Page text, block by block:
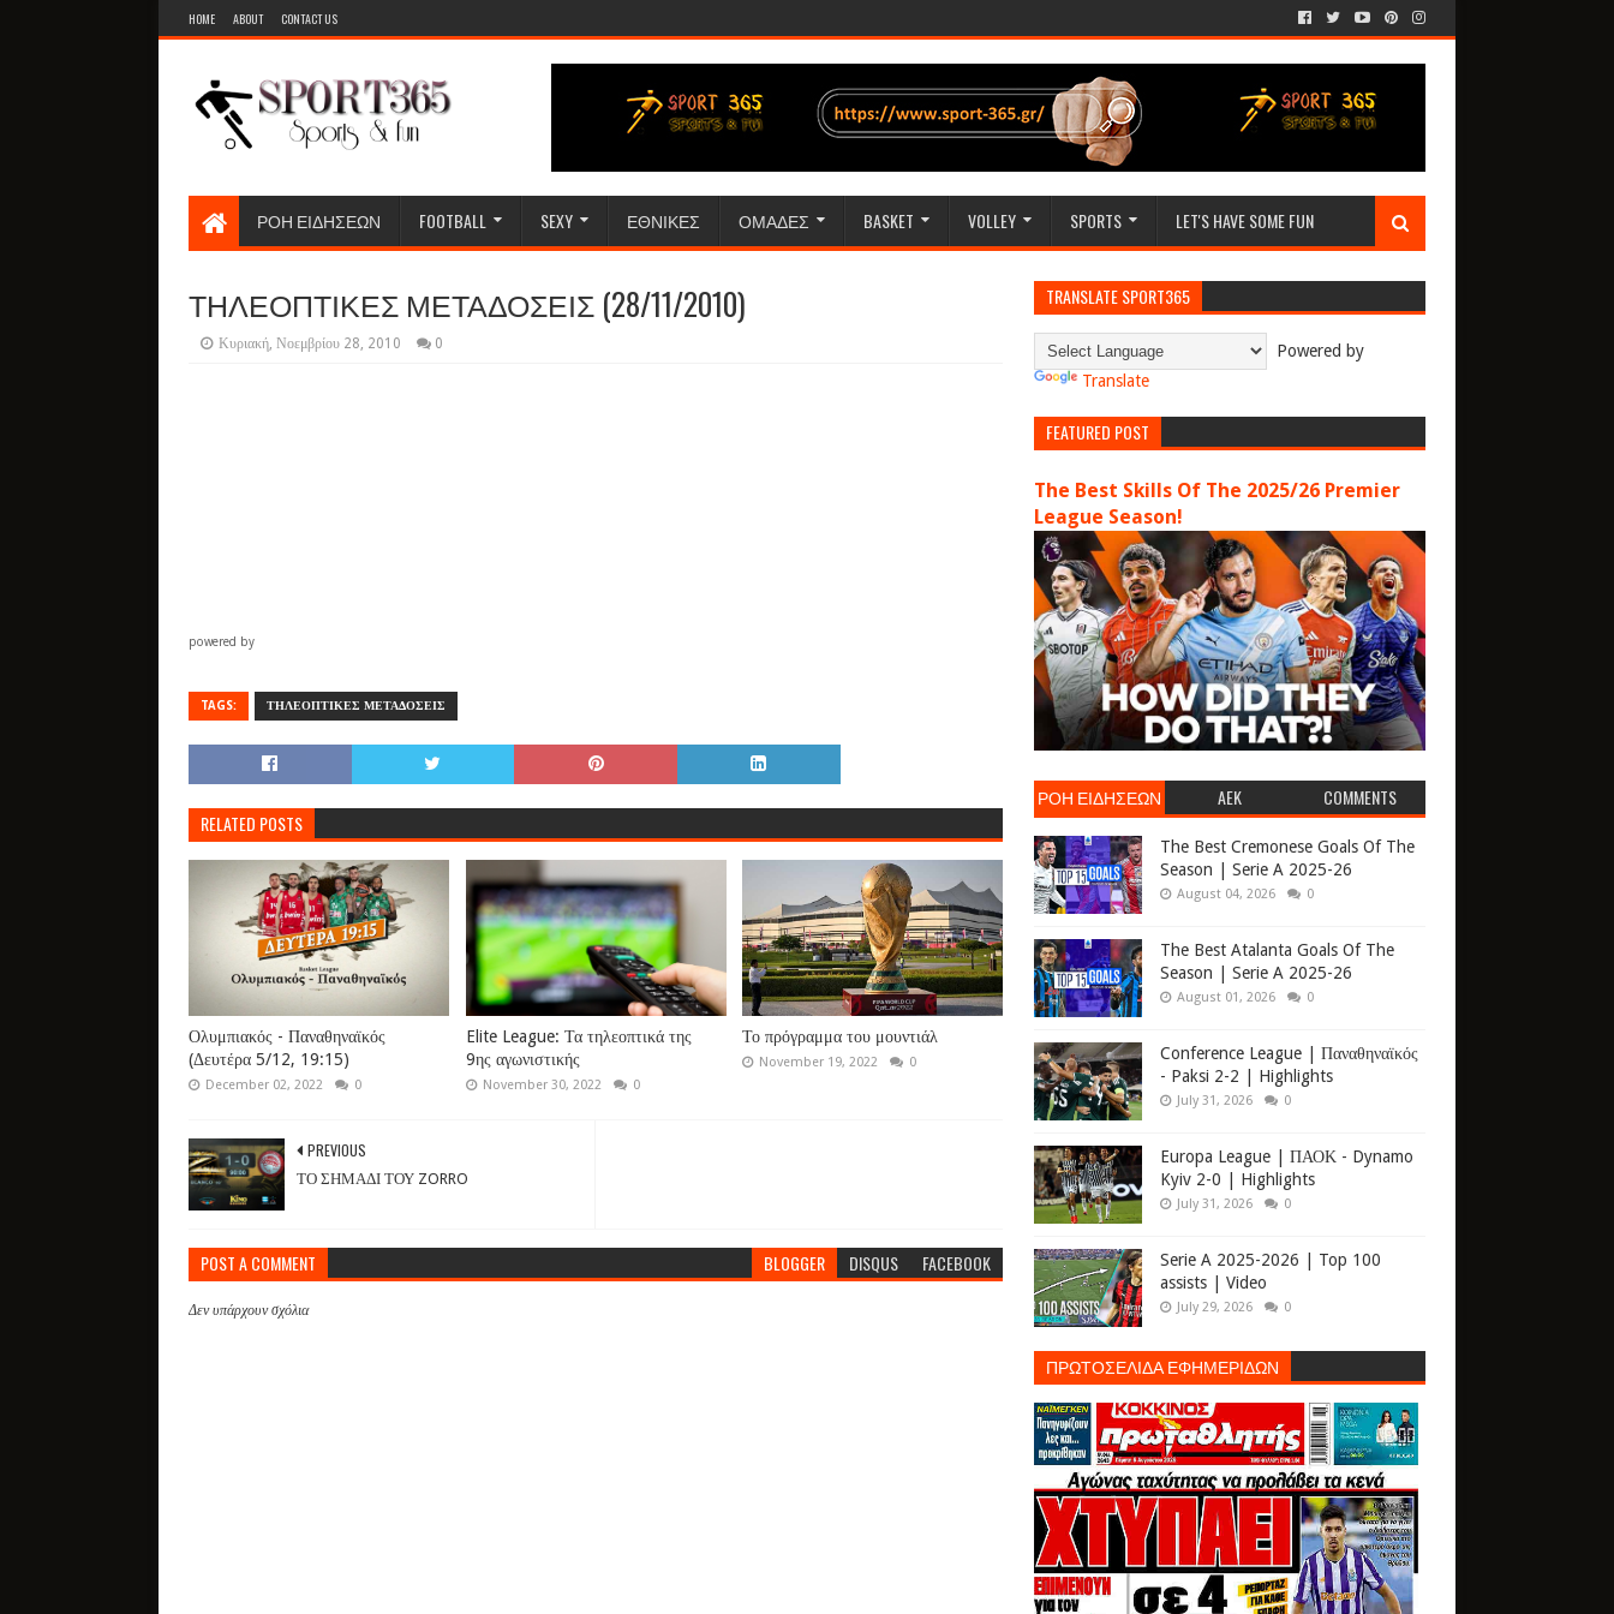
HOME ABOUT CONTACT US
ΡΟΗ ΕΙΔΗΣΕΩΝ FOOTBALL SEXY ΕΘΝΙΚΕΣ ΟΜΑΔΕΣ BASKET VOLLEY SPORTS LET'S HAVE SOME FUN
ΤΗΛΕΟΠΤΙΚΕΣ ΜΕΤΑΔΟΣΕΙΣ (28/11/2010)
Κυριακή, Νοεμβρίου 28, 2010 0
powered by
TAGS: ΤΗΛΕΟΠΤΙΚΕΣ ΜΕΤΑΔΟΣΕΙΣ
RELATED POSTS
Ολυμπιακός - Παναθηναϊκός
(Δευτέρα 5/12, 19:15)
December 02, 2022 0
Elite League: Τα τηλεοπτικά της
9ης αγωνιστικής
November 30, 2022 0
Το πρόγραμμα του μουντιάλ
November 19, 2022 0
PREVIOUS
ΤΟ ΣΗΜΑΔΙ ΤΟΥ ZORRO
POST A COMMENT BLOGGER DISQUS FACEBOOK
Δεν υπάρχουν σχόλια
TRANSLATE SPORT365
Powered by
Translate
FEATURED POST
The Best Skills Of The 2025/26 Premier
League Season!
ΡΟΗ ΕΙΔΗΣΕΩΝ AEK COMMENTS
The Best Cremonese Goals Of The
Season | Serie A 2025-26
August 04, 2026 0
The Best Atalanta Goals Of The
Season | Serie A 2025-26
August 01, 2026 0
Conference League | Παναθηναϊκός
- Paksi 2-2 | Highlights
July 31, 2026 0
Europa League | ΠΑΟΚ - Dynamo
Kyiv 2-0 | Highlights
July 31, 2026 0
Serie A 2025-2026 | Top 100
assists | Video
July 29, 2026 0
ΠΡΩΤΟΣΕΛΙΔΑ ΕΦΗΜΕΡΙΔΩΝ